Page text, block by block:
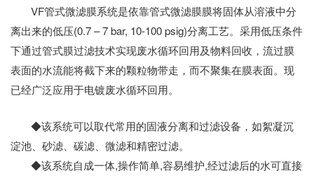
VF管式微滤膜系统是依靠管式微滤膜膜将固体从溶液中分
离出来的低压(0.7 – 7 bar, 10-100 psig)分离工艺。采用低压条件
下通过管式膜过滤技术实现废水循环回用及物料回收，流过膜
表面的水流能将截下来的颗粒物带走，而不聚集在膜表面。现
已经广泛应用于电镀废水循环回用。
◆该系统可以取代常用的固液分离和过滤设备，如絮凝沉
淀池、砂滤、碳滤、微滤和精密过滤。
◆该系统自成一体,操作简单,容易维护,经过滤后的水可直接